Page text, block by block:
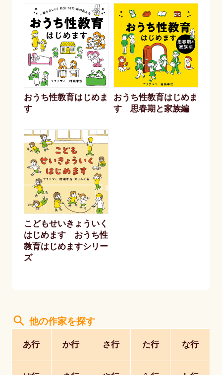
おうち性教育はじめま
す
おうち性教育はじめま
す 思春期と家族編
こどもせいきょういく
はじめます おうち性
教育はじめますシリー
ズ
search 他の作家を探す
あ行 か行 さ行 た行 な行